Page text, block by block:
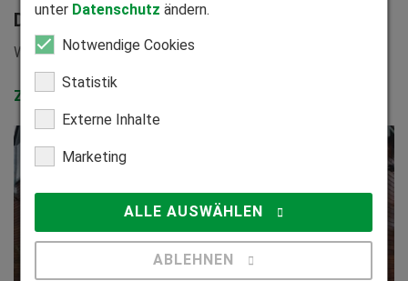
Dachfensterrollladen
Wirksamer Schutz vor Sonne, Hitze und Lärm.
Zum Produkt
unter Datenschutz ändern.
Notwendige Cookies
Statistik
Externe Inhalte
Marketing
ALLE AUSWÄHLEN
ABLEHNEN